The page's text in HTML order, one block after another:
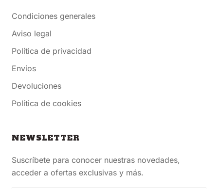
Condiciones generales
Aviso legal
Política de privacidad
Envíos
Devoluciones
Política de cookies
NEWSLETTER
Suscríbete para conocer nuestras novedades,
acceder a ofertas exclusivas y más.